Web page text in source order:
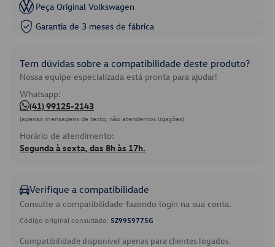
Peça Original Volkswagen
Garantia de 3 meses de fábrica
Tem dúvidas sobre a compatibilidade deste produto?
Nossa equipe especializada está pronta para ajudar!
Whatsapp:
(41) 99125-2143
(apenas mensagens de texto, não atendemos ligações)
Horário de atendimento:
Segunda à sexta, das 8h às 17h.
Verifique a compatibilidade
Consulte a compatibilidade fazendo login na sua conta.
Código original consultado: 5Z9959775G
Compatibilidade disponível apenas para clientes logados.